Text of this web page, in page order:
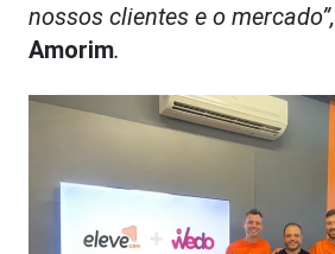
nossos clientes e o mercado”,
Amorim.